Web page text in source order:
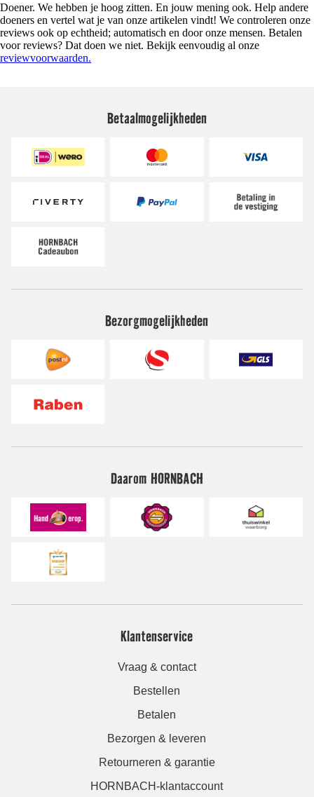
Doener. We hebben je hoog zitten. En jouw mening ook. Help andere
doeners en vertel wat je van onze artikelen vindt! We controleren onze
reviews ook op echtheid; automatisch en door onze mensen. Betalen
voor reviews? Dat doen we niet. Bekijk eenvoudig al onze
reviewvoorwaarden.
Betaalmogelijkheden
Bezorgmogelijkheden
Daarom HORNBACH
Klantenservice
Vraag & contact
Bestellen
Betalen
Bezorgen & leveren
Retourneren & garantie
HORNBACH-klantaccount